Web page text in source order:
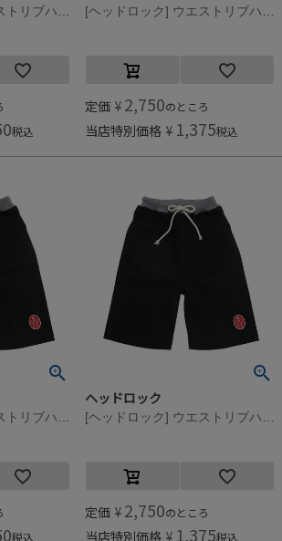
税込
定価 ¥ 2,750のところ
当店特別価格 ¥ 1,375税込
税込
ヘッドロック
定価 ¥ 2,750のところ
当店特別価格 ¥ 1,375税込